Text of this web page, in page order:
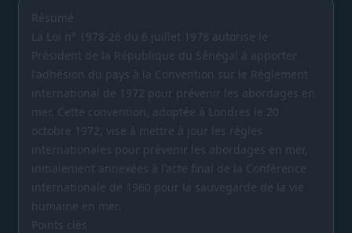
Résumé
La Loi n° 1978-26 du 6 juillet 1978 autorise le
Président de la République du Sénégal à apporter
l'adhésion du pays à la Convention sur le Règlement
international de 1972 pour prévenir les abordages en
mer. Cette convention, adoptée à Londres le 20
octobre 1972, vise à mettre à jour les règles
internationales pour prévenir les abordages en mer,
initialement annexées à l'acte final de la Conférence
internationale de 1960 pour la sauvegarde de la vie
humaine en mer.
Points clés